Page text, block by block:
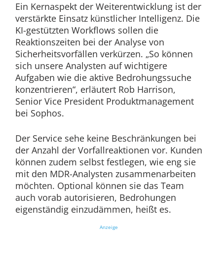
Ein Kernaspekt der Weiterentwicklung ist der
verstärkte Einsatz künstlicher Intelligenz. Die
KI-gestützten Workflows sollen die
Reaktionszeiten bei der Analyse von
Sicherheitsvorfällen verkürzen. „So können
sich unsere Analysten auf wichtigere
Aufgaben wie die aktive Bedrohungssuche
konzentrieren“, erläutert Rob Harrison,
Senior Vice President Produktmanagement
bei Sophos.
Der Service sehe keine Beschränkungen bei
der Anzahl der Vorfallreaktionen vor. Kunden
können zudem selbst festlegen, wie eng sie
mit den MDR-Analysten zusammenarbeiten
möchten. Optional können sie das Team
auch vorab autorisieren, Bedrohungen
eigenständig einzudämmen, heißt es.
Anzeige